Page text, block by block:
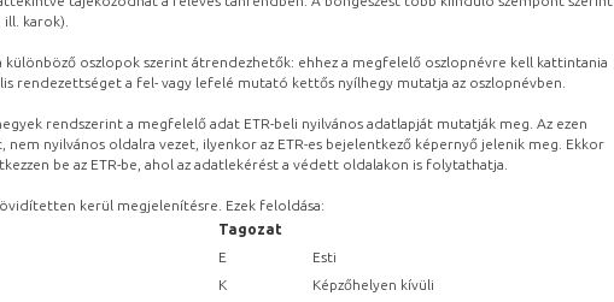
karok).
oszlopok szerint átrendezhetők: ehhez a megfelelő oszlopnévre kell kattintania
rendezettséget a fel- vagy lefelé mutató kettős nyílhegy mutatja az oszlopnévben.
rendszerint a megfelelő adat ETR-beli nyilvános adatlapját mutatják meg. Az ezen
nyilvános oldalra vezet, ilyenkor az ETR-es bejelentkező képernyő jelenik meg. Ekkor
be az ETR-be, ahol az adatlekérést a védett oldalakon is folytathatja.
kerül megjelenítésre. Ezek feloldása:
Tagozat
E
Esti
K
Képzőhelyen kívüli